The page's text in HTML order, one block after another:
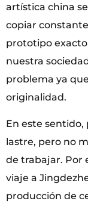
artística china
copiar
prototipo exacto
nuestra
problema ya
originalidad.
En este
lastre, pero no
de trabajar. Por
viaje a
producción de